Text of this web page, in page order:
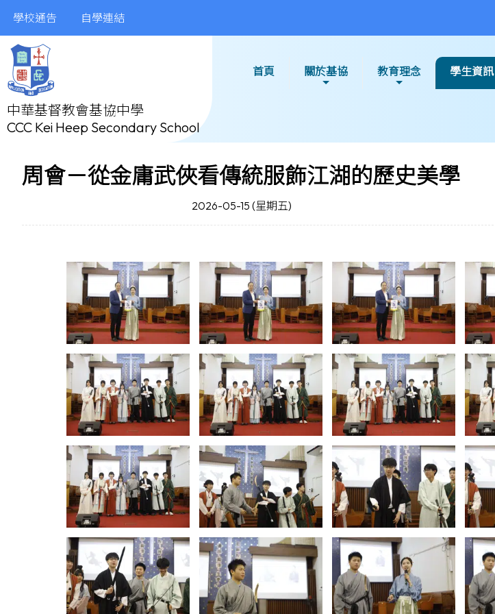
學校通告 自學連結
中華基督教會基協中學
CCC Kei Heep Secondary School
首頁 關於基協 教育理念 學生資訊
周會－從金庸武俠看傳統服飾江湖的歷史美學
2026-05-15 (星期五)